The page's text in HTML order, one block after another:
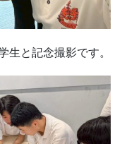
生と記念撮影です。